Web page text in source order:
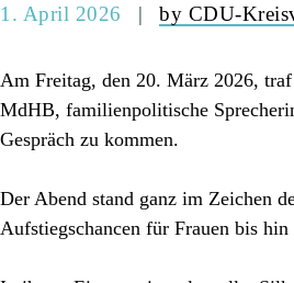
1. April 2026 by CDU-
Am Freitag, den 20. März 2026,
MdHB, familienpolitische
Gespräch zu kommen.
Der Abend stand ganz im Zeichen
Aufstiegschancen für Frauen bis